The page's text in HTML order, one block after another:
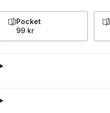
Pocket
99 kr